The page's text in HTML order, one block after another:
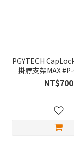
PGYTECH
掛脖支架MAX
NT$700